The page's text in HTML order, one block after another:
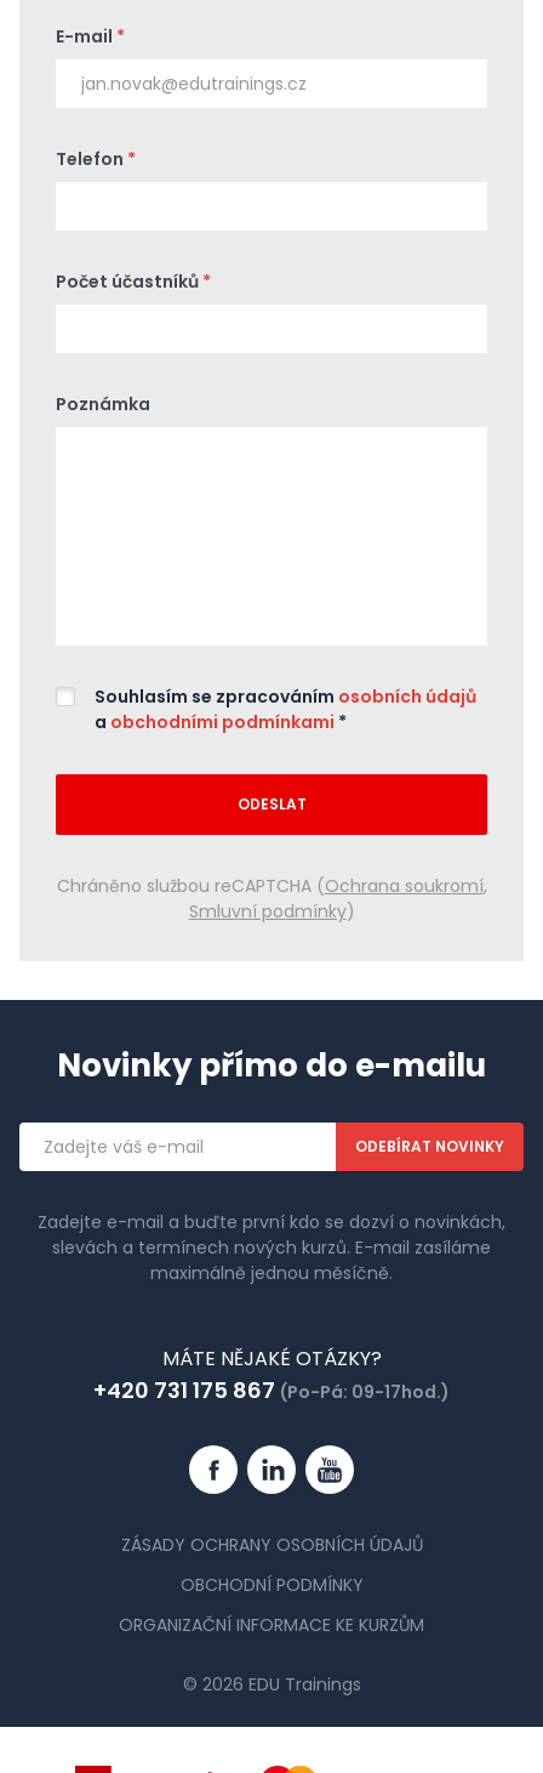
E-mail *
Telefon *
Počet účastníků *
Poznámka
Souhlasím se zpracováním osobních údajů
a obchodními podmínkami *
ODESLAT
Chráněno službou reCAPTCHA (Ochrana soukromí,
Smluvní podmínky)
Novinky přímo do e-mailu
Emailová
adresa
Zadejte e-mail a buďte první kdo se dozví o novinkách,
slevách a termínech nových kurzů. E-mail zasíláme
maximálně jednou měsíčně.
MÁTE NĚJAKÉ OTÁZKY?
+420 731 175 867 (Po-Pá: 09-17hod.)
FacebookLinkedinYouTube
ZÁSADY OCHRANY OSOBNÍCH ÚDAJŮ
OBCHODNÍ PODMÍNKY
ORGANIZAČNÍ INFORMACE KE KURZŮM
© 2026 EDU Trainings